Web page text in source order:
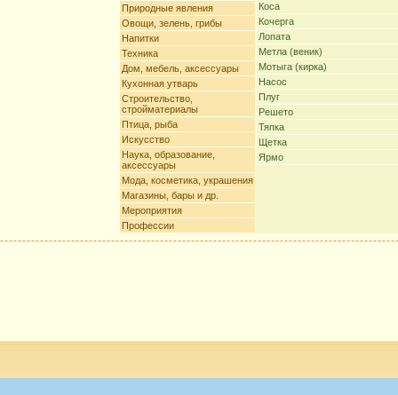
Природные явления
Овощи, зелень, грибы
Напитки
Техника
Дом, мебель, аксессуары
Кухонная утварь
Строительство,
стройматериалы
Птица, рыба
Искусство
Наука, образование,
аксессуары
Мода, косметика, украшения
Магазины, бары и др.
Мероприятия
Профессии
Коса
Кочерга
Лопата
Метла (веник)
Мотыга (кирка)
Насос
Плуг
Решето
Тяпка
Щетка
Ярмо